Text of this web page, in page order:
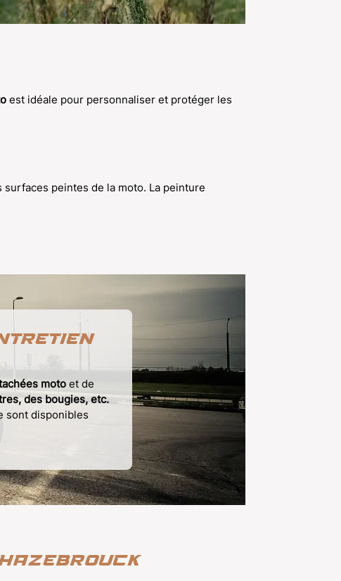
est idéale pour personnaliser et protéger les
peintes de la moto. La peinture
motoet de
des bougies, etc.
sont disponibles